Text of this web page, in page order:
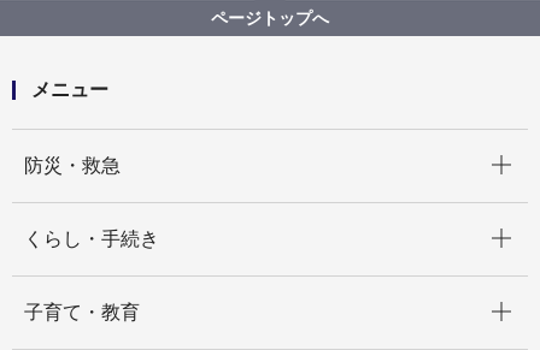
防火管理講習等の手数料はコンビニで支払いが可能で
すか。
ページトップへ
メニュー
防災・救急
くらし・手続き
子育て・教育